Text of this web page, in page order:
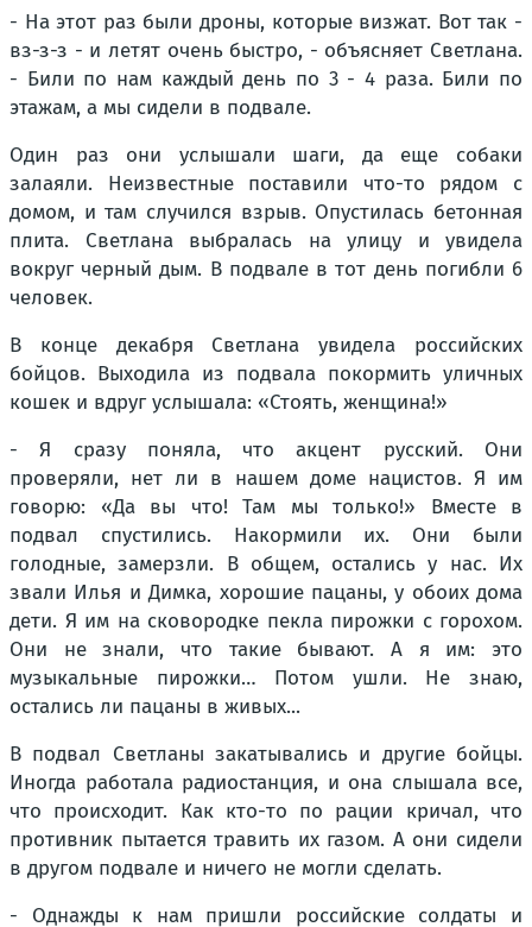
- На этот раз были дроны, которые визжат. Вот так -
вз-з-з - и летят очень быстро, - объясняет Светлана.
- Били по нам каждый день по 3 - 4 раза. Били по
этажам, а мы сидели в подвале.
Один раз они услышали шаги, да еще собаки
залаяли. Неизвестные поставили что-то рядом с
домом, и там случился взрыв. Опустилась бетонная
плита. Светлана выбралась на улицу и увидела
вокруг черный дым. В подвале в тот день погибли 6
человек.
В конце декабря Светлана увидела российских
бойцов. Выходила из подвала покормить уличных
кошек и вдруг услышала: «Стоять, женщина!»
- Я сразу поняла, что акцент русский. Они
проверяли, нет ли в нашем доме нацистов. Я им
говорю: «Да вы что! Там мы только!» Вместе в
подвал спустились. Накормили их. Они были
голодные, замерзли. В общем, остались у нас. Их
звали Илья и Димка, хорошие пацаны, у обоих дома
дети. Я им на сковородке пекла пирожки с горохом.
Они не знали, что такие бывают. А я им: это
музыкальные пирожки… Потом ушли. Не знаю,
остались ли пацаны в живых...
В подвал Светланы закатывались и другие бойцы.
Иногда работала радиостанция, и она слышала все,
что происходит. Как кто-то по рации кричал, что
противник пытается травить их газом. А они сидели
в другом подвале и ничего не могли сделать.
- Однажды к нам пришли российские солдаты и